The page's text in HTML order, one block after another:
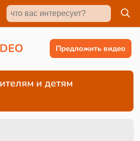
DEO Предложить видео
и детям